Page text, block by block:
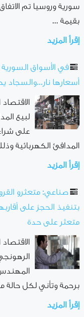
سورية وروسيا تم
بقيمة ...
إقرأ المزيد
في الأسواق
أسعارها نار...والسجاد
لبيع
على
المدافئ الكهربائية
إقرأ المزيد
صناعي: متعثرو
بتنفيذ الحجز على
متعثر على حدة
برحمة وتأني لكل حالة
إقرأ المزيد